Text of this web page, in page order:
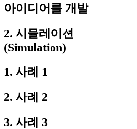
아이디어를 개발
2. 시뮬레이션
(Simulation)
1. 사례 1
2. 사례 2
3. 사례 3